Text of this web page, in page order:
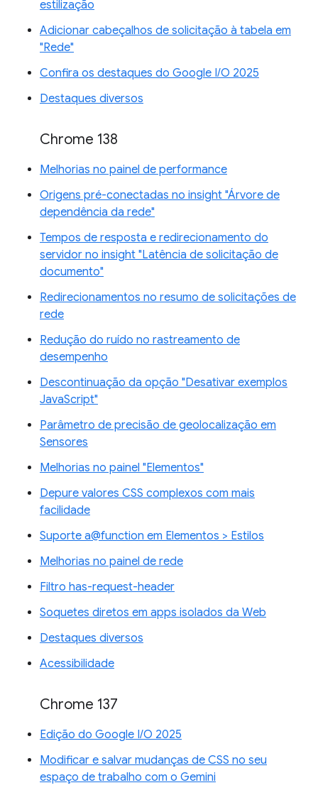
estilização
Adicionar cabeçalhos de solicitação à tabela em
"Rede"
Confira os destaques do Google I/O 2025
Destaques diversos
Chrome 138
Melhorias no painel de performance
Origens pré-conectadas no insight "Árvore de
dependência da rede"
Tempos de resposta e redirecionamento do
servidor no insight "Latência de solicitação de
documento"
Redirecionamentos no resumo de solicitações de
rede
Redução do ruído no rastreamento de
desempenho
Descontinuação da opção "Desativar exemplos
JavaScript"
Parâmetro de precisão de geolocalização em
Sensores
Melhorias no painel "Elementos"
Depure valores CSS complexos com mais
facilidade
Suporte a@function em Elementos > Estilos
Melhorias no painel de rede
Filtro has-request-header
Soquetes diretos em apps isolados da Web
Destaques diversos
Acessibilidade
Chrome 137
Edição do Google I/O 2025
Modificar e salvar mudanças de CSS no seu
espaço de trabalho com o Gemini